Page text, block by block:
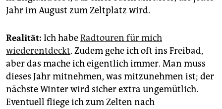
Jahr im August zum Zeltplatz wird.
Realität: Ich habeRadtouren für mich
wiederentdeckt. Zudem gehe ich oft ins Freibad,
aber das mache ich eigentlich immer. Man muss
dieses Jahr mitnehmen, was mitzunehmen ist; der
nächste Winter wird sicher extra ungemütlich.
Eventuell fliege ich zum Zelten nach